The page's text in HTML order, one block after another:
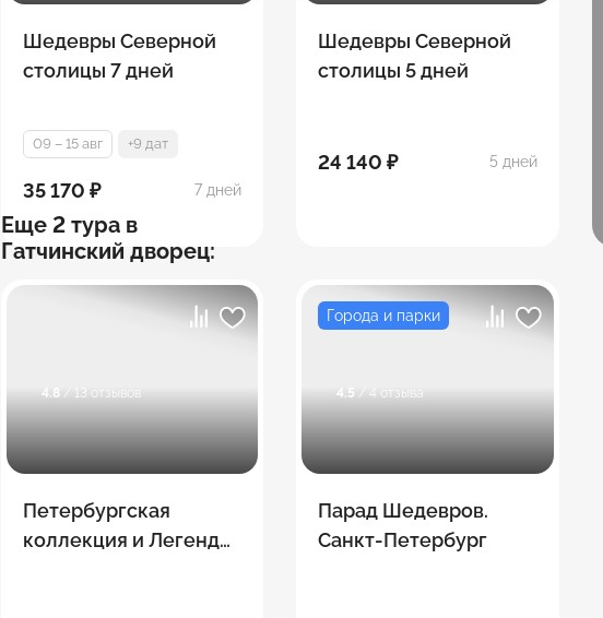
Шедевры Северной
столицы 7 дней
09 – 15 авг +9 дат
35 170 ₽ 7 дней
Шедевры Северной
столицы 5 дней
24 140 ₽ 5 дней
Еще 2 тура в
Гатчинский дворец:
4.8 / 13 отзывов
Петербургская
коллекция и Легенды
Города и парки
4.5 / 4 отзыва
Парад Шедевров.
Санкт-Петербург